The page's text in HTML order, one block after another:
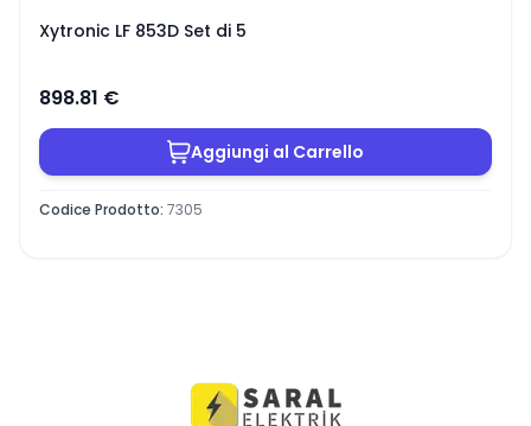
Xytronic LF 853D Set di 5
898.81 €
Aggiungi al Carrello
Codice Prodotto: 7305